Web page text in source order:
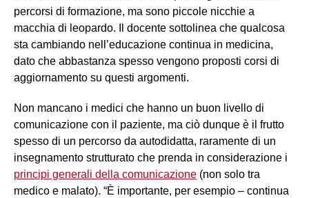
percorsi di formazione, ma sono piccole nicchie a
macchia di leopardo. Il docente sottolinea che qualcosa
sta cambiando nell’educazione continua in medicina,
dato che abbastanza spesso vengono proposti corsi di
aggiornamento su questi argomenti.
Non mancano i medici che hanno un buon livello di
comunicazione con il paziente, ma ciò dunque è il frutto
spesso di un percorso da autodidatta, raramente di un
insegnamento strutturato che prenda in considerazione i
principi generali della comunicazione (non solo tra
medico e malato). “È importante, per esempio – continua